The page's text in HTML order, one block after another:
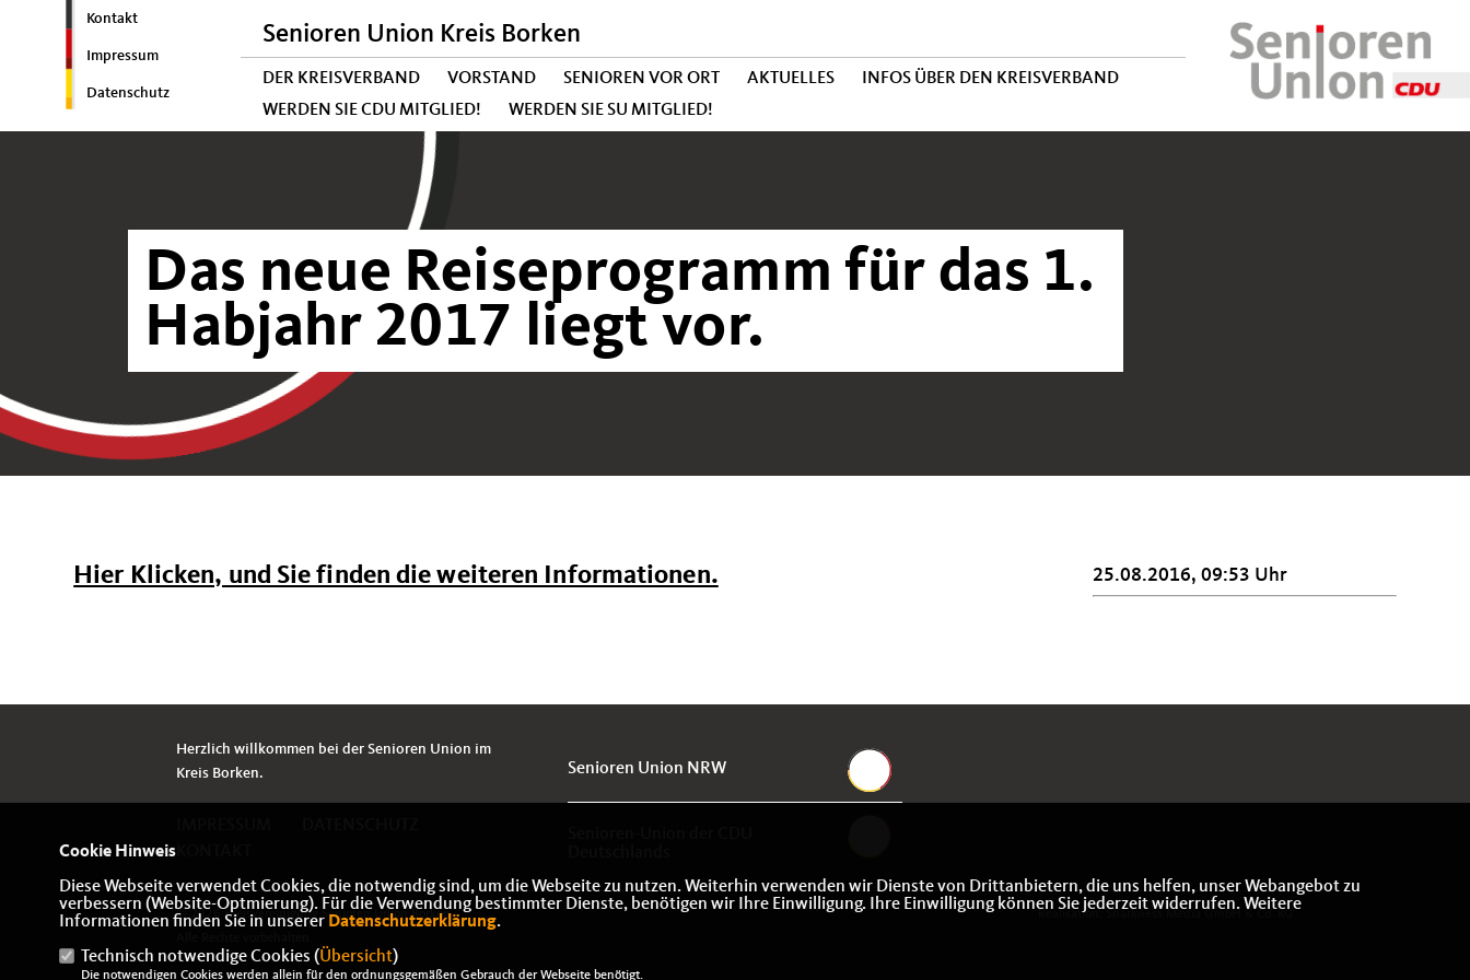
Kontakt
Impressum
Datenschutz
Senioren Union Kreis Borken
DER KREISVERBAND VORSTAND SENIOREN VOR ORT AKTUELLES
INFOS ÜBER DEN KREISVERBAND
WERDEN SIE CDU MITGLIED!
WERDEN SIE SU MITGLIED!
Das neue Reiseprogramm für das 1.
Habjahr 2017 liegt vor.
Hier Klicken, und Sie finden die weiteren Informationen. 25.08.2016, 09:53 Uhr
Herzlich willkommen bei der Senioren Union im
Kreis Borken.
Senioren Union NRW
© 2026 Kreisvereinigung Senioren Union Borken
Realisation: Sharkness Media GmbH & Co. KG
Cookie Hinweis
Diese Webseite verwendet Cookies, die notwendig sind, um die Webseite zu nutzen. Weiterhin verwenden wir Dienste von Drittanbietern, die uns helfen, unser Webangebot zu
verbessern (Website-Optmierung). Für die Verwendung bestimmter Dienste, benötigen wir Ihre Einwilligung. Ihre Einwilligung können Sie jederzeit widerrufen. Weitere
Informationen finden Sie in unserer Datenschutzerklärung.
Technisch notwendige Cookies (Übersicht)
Die notwendigen Cookies werden allein für den ordnungsgemäßen Gebrauch der Webseite benötigt.